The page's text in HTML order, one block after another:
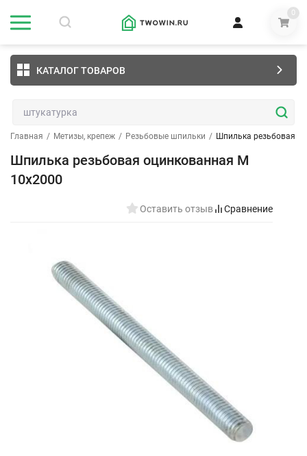
0
КАТАЛОГ ТОВАРОВ
Главная / Метизы, крепеж / Резьбовые шпильки / Шпилька резьбовая
Шпилька резьбовая оцинкованная М
10х2000
Оставить отзыв Сравнение